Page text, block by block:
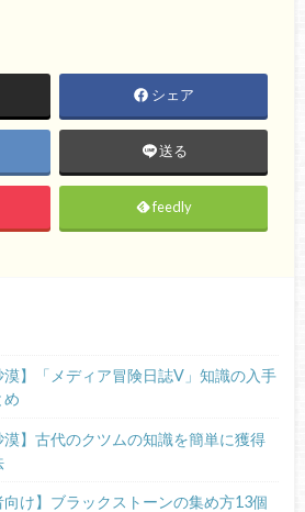
シェア
送る
feedly
漠】「メディア冒険日誌V」知識の入手
め
漠】古代のクツムの知識を簡単に獲得
向け】ブラックストーンの集め方13個